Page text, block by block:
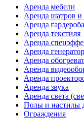
Аренда мебели
Аренда шатров и
Аренда гардероба
Аренда текстиля
Аренда
Аренда
Аренда
Аренда
Аренда
Аренда звука
Аренда света
Полы и настилы
Ограждения